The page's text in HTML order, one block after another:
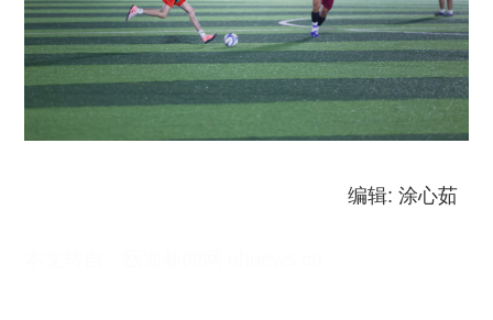
编辑: 涂心茹